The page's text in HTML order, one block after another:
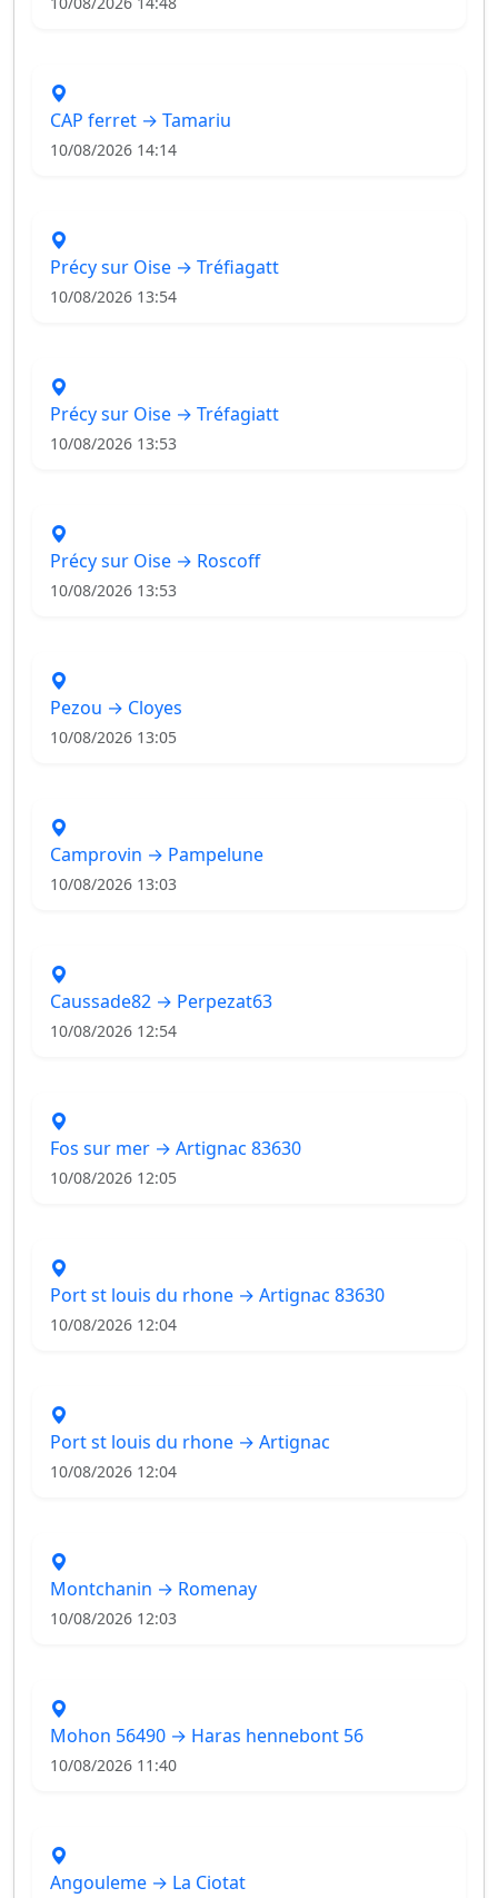
CAP ferret → Tamariu
10/08/2026 14:14
Précy sur Oise → Tréfiagatt
10/08/2026 13:54
Précy sur Oise → Tréfagiatt
10/08/2026 13:53
Précy sur Oise → Roscoff
10/08/2026 13:53
Pezou → Cloyes
10/08/2026 13:05
Camprovin → Pampelune
10/08/2026 13:03
Caussade82 → Perpezat63
10/08/2026 12:54
Fos sur mer → Artignac 83630
10/08/2026 12:05
Port st louis du rhone → Artignac 83630
10/08/2026 12:04
Port st louis du rhone → Artignac
10/08/2026 12:04
Montchanin → Romenay
10/08/2026 12:03
Mohon 56490 → Haras hennebont 56
10/08/2026 11:40
Angouleme → La Ciotat